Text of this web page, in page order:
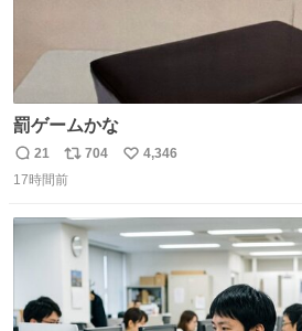
罰ゲームかな
返
信
21
リ
ポ
ト
数
704
い
数
4,346
17時間前